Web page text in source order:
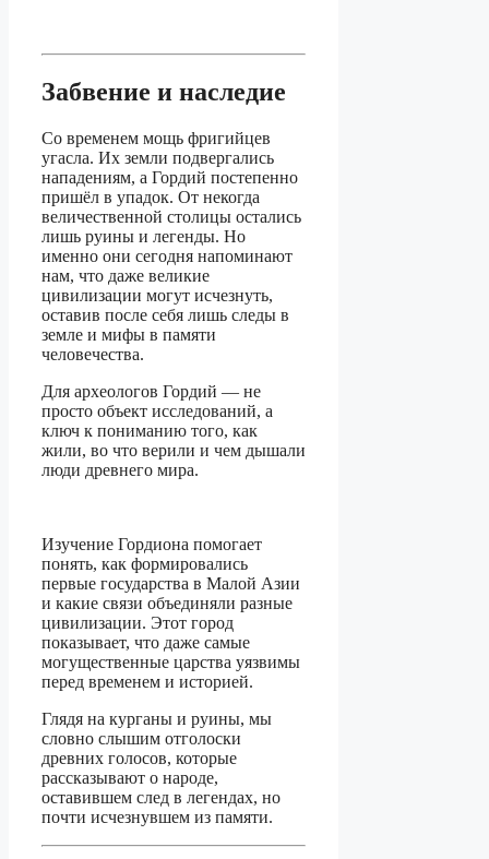
Забвение и наследие
Со временем мощь фригийцев
угасла. Их земли подвергались
нападениям, а Гордий постепенно
пришёл в упадок. От некогда
величественной столицы остались
лишь руины и легенды. Но
именно они сегодня напоминают
нам, что даже великие
цивилизации могут исчезнуть,
оставив после себя лишь следы в
земле и мифы в памяти
человечества.
Для археологов Гордий — не
просто объект исследований, а
ключ к пониманию того, как
жили, во что верили и чем дышали
люди древнего мира.
Изучение Гордиона помогает
понять, как формировались
первые государства в Малой Азии
и какие связи объединяли разные
цивилизации. Этот город
показывает, что даже самые
могущественные царства уязвимы
перед временем и историей.
Глядя на курганы и руины, мы
словно слышим отголоски
древних голосов, которые
рассказывают о народе,
оставившем след в легендах, но
почти исчезнувшем из памяти.